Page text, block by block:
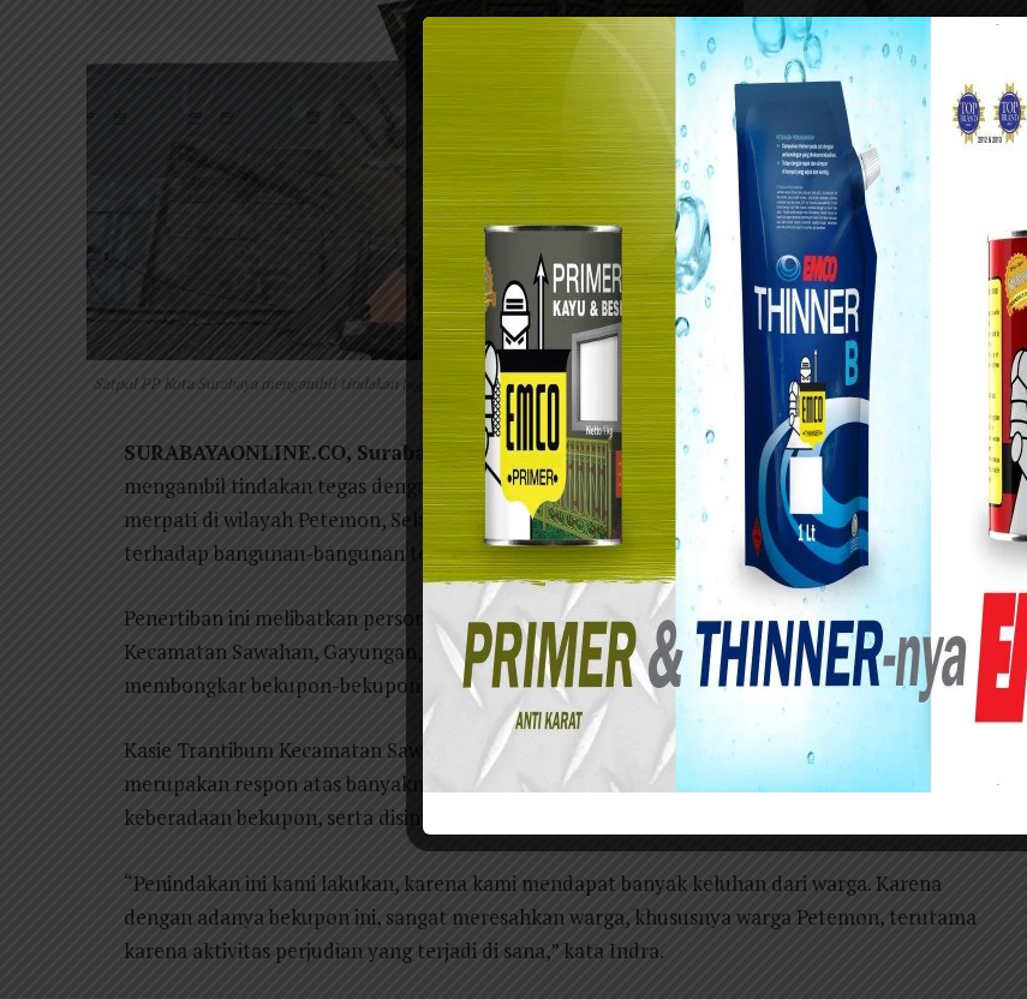
Satpol PP Kota Surabaya mengambil tindakan tegas dengan menertibkan sejumlah bekupon atau rumah burung merpati di wilayah Petemon.
SURABAYAONLINE.CO, Surabaya
– Satuan Polisi Pamong Praja (Satpol PP) Kota Surabaya
mengambil tindakan tegas dengan menertibkan sejumlah bekupon atau rumah burung
merpati di wilayah Petemon, Selasa (15/4). Langkah ini diambil menyusul keresahan warga
terhadap bangunan-bangunan tersebut menjadi ajang perjudian burung merpati.
Penertiban ini melibatkan personel gabungan dari Satpol PP Kota Surabaya, Satpol PP
Kecamatan Sawahan, Gayungan, Wonokromo, serta Wonocolo. Mereka bergerak untuk
membongkar bekupon-bekupon yang berlokasi di Jalan Petemon Surabaya.
Kasie Trantibum Kecamatan Sawahan Indra Gunawan mengungkapkan bahwa penertiban ini
merupakan respon atas banyaknya keluhan warga yang merasa terganggu dan resah dengan
keberadaan bekupon, serta disinyalir kuat menjadi tempat praktik perjudian burung merpati.
“Penindakan ini kami lakukan, karena kami mendapat banyak keluhan dari warga. Karena
dengan adanya bekupon ini, sangat meresahkan warga, khususnya warga Petemon, terutama
karena aktivitas perjudian yang terjadi di sana,” kata Indra.